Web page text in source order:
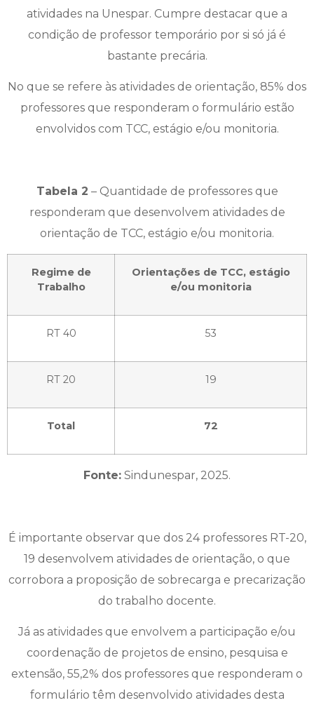
atividades na Unespar. Cumpre destacar que a
condição de professor temporário por si só já é
bastante precária.
No que se refere às atividades de orientação, 85% dos
professores que responderam o formulário estão
envolvidos com TCC, estágio e/ou monitoria.
Tabela 2 – Quantidade de professores que
responderam que desenvolvem atividades de
orientação de TCC, estágio e/ou monitoria.
Regime de
Trabalho
Orientações de TCC, estágio
e/ou monitoria
RT 40 53
RT 20 19
Total 72
Fonte: Sindunespar, 2025.
É importante observar que dos 24 professores RT-20,
19 desenvolvem atividades de orientação, o que
corrobora a proposição de sobrecarga e precarização
do trabalho docente.
Já as atividades que envolvem a participação e/ou
coordenação de projetos de ensino, pesquisa e
extensão, 55,2% dos professores que responderam o
formulário têm desenvolvido atividades desta